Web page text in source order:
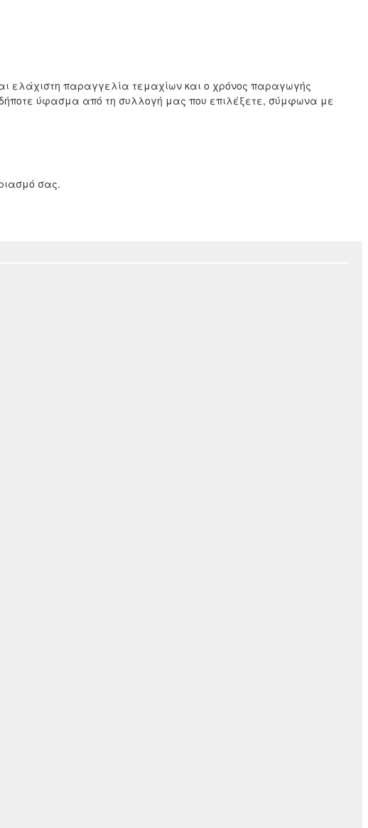
ελάχιστη παραγγελία τεμαχίων και ο χρόνος παραγωγής
ύφασμα από τη συλλογή μας που επιλέξετε, σύμφωνα με
σας.